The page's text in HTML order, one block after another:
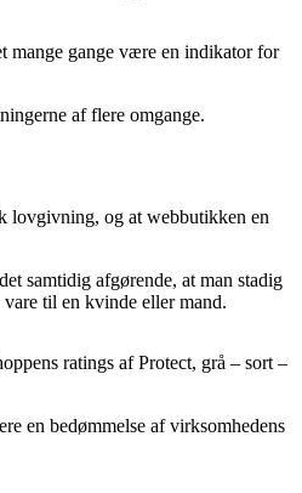
mange gange være en indikator for
af flere omgange.
lovgivning, og at webbutikken en
samtidig afgørende, at man stadig
til en kvinde eller mand.
ratings af Protect, grå – sort –
en bedømmelse af virksomhedens